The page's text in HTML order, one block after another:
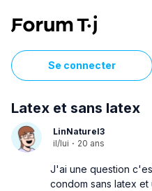
Se connecter
Latex et sans latex
LinNaturel3
il/lui · 20 ans
J'ai une question
condom sans latex